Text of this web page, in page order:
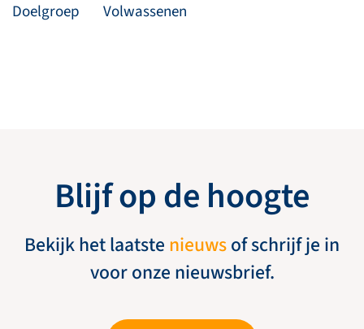
Doelgroep
Volwassenen
Blijf op de hoogte
Bekijk het laatste nieuwsof schrijf je in
voor onze nieuwsbrief.